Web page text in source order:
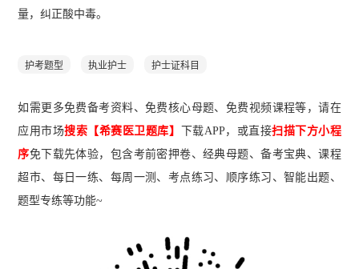
量，纠正酸中毒。
护考题型 执业护士 护士证科目
如需更多免费备考资料、免费核心母题、免费视频课程等，请在
应用市场搜索【希赛医卫题库】 下载APP，或直接扫描下方小程
序免下载先体验，包含考前密押卷、经典母题、备考宝典、课程
超市、每日一练、每周一测、考点练习、顺序练习、智能出题、
题型专练等功能~